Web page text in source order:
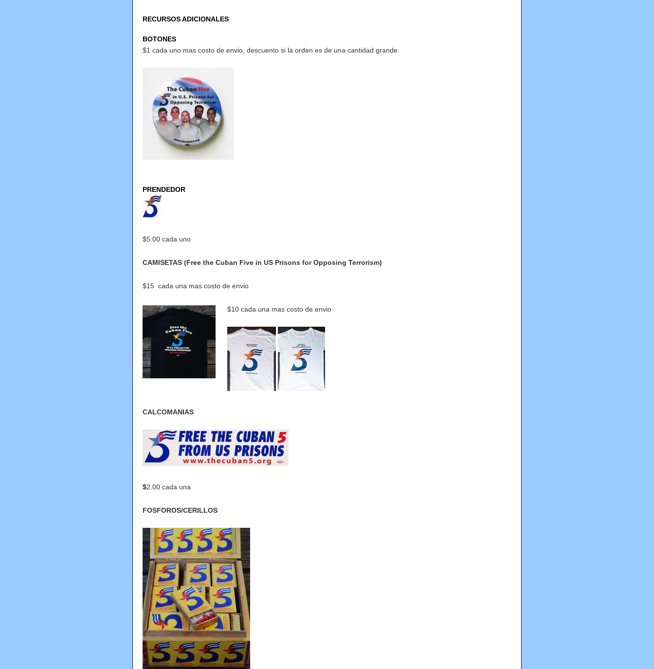
RECURSOS ADICIONALES
BOTONES
$1 cada uno mas costo de envio, descuento si la orden es de una cantidad grande.
PRENDEDOR
$5.00 cada uno
CAMISETAS (Free the Cuban Five in US Prisons for Opposing Terrorism)
$15 cada una mas costo de envio
$10 cada una mas costo de envio
CALCOMANIAS
$2.00 cada una
FOSFOROS/CERILLOS